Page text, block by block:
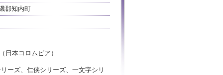
郡知内町
日本コロムビア）
ーズ、仁侠シリーズ、一文字シリ